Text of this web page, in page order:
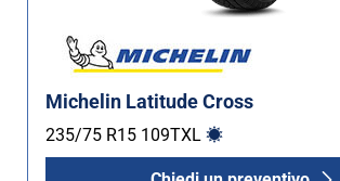
Michelin Latitude Cross
235/75 R15 109TXL